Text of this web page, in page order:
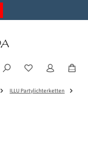
ILLU Partylichterketten